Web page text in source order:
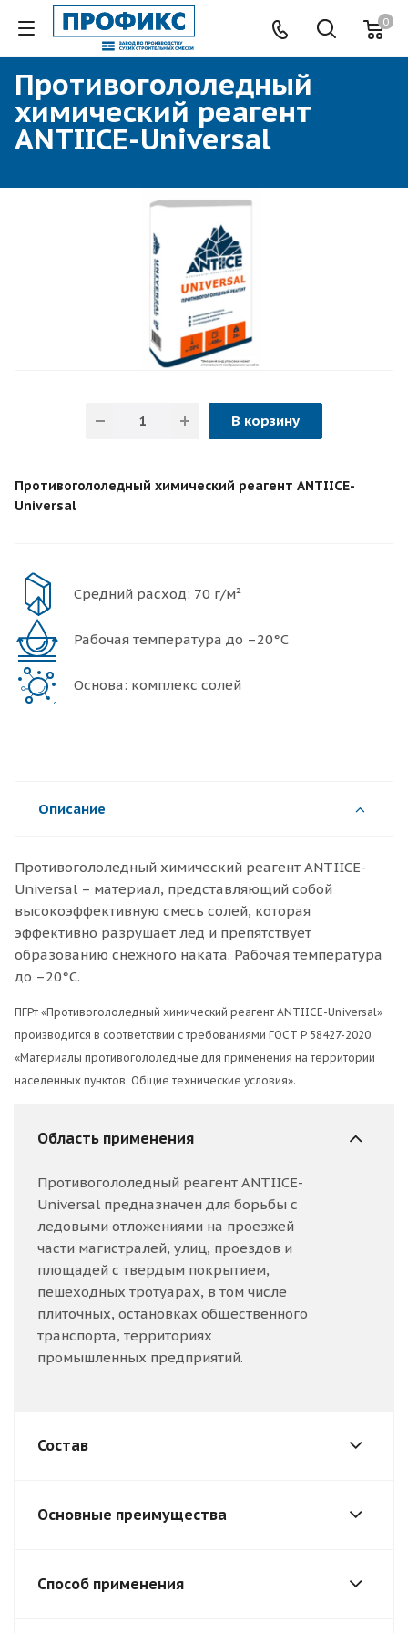
0
Противогололедный
химический реагент
ANTIICE-Universal
В корзину
Противогололедный химический реагент ANTIICE-
Universal
Средний расход: 70 г/м²
Рабочая температура до –20°С
Основа: комплекс солей
Описание
Противогололедный химический реагент ANTIICE-
Universal – материал, представляющий собой
высокоэффективную смесь солей, которая
эффективно разрушает лед и препятствует
образованию снежного наката. Рабочая температура
до –20°С.
ПГРт «Противогололедный химический реагент ANTIICE-Universal»
производится в соответствии с требованиями ГОСТ Р 58427-2020
«Материалы противогололедные для применения на территории
населенных пунктов. Общие технические условия».
Область применения
Противогололедный реагент ANTIICE-
Universal предназначен для борьбы с
ледовыми отложениями на проезжей
части магистралей, улиц, проездов и
площадей с твердым покрытием,
пешеходных тротуарах, в том числе
плиточных, остановках общественного
транспорта, территориях
промышленных предприятий.
Состав
Основные преимущества
Способ применения